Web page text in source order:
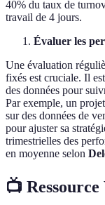
40% du taux de
travail de 4 jours.
Évaluer les
Une évaluation
fixés est cruciale. Il
des données pour
Par exemple, un
sur des données de
pour ajuster sa
trimestrielles des
en moyenne selon
📺 Ressource